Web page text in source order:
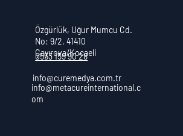
Özgürlük, Uğur Mumcu Cd.
No: 9/2, 41410
Çayırova/Kocaeli
info@curemedya.com.tr
info@metacureinternational.c
om
0553 159 90 28